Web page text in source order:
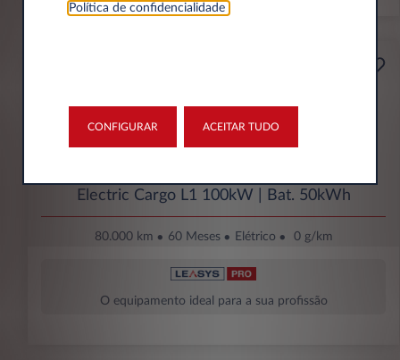
Por mês Sem IVA
Electric Cargo L1 100kW | Bat. 50kWh
80.000 km 60 Meses Elétrico 0 g/km
O equipamento ideal para a sua profissão
Política de confidencialidade.
CONFIGURAR ACEITAR TUDO